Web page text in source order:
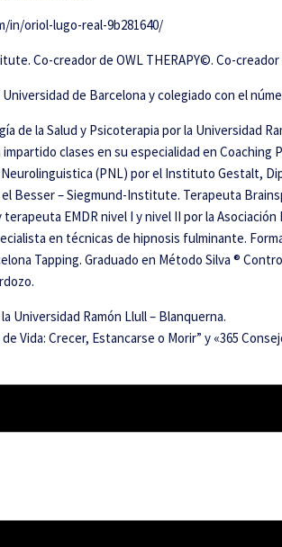
oriol-lugo-real-9b281640/
Co-creador de OWL THERAPY©. Co-
de Barcelona y colegiado con el
de la Salud y Psicoterapia por la Universidad
impartido clases en su especialidad en
(PNL) por el Instituto Gestalt,
Besser – Siegmund-Institute. Terapeuta
terapeuta EMDR nivel I y nivel II por la
en técnicas de hipnosis fulminante.
Tapping. Graduado en Método Silva ®
Universidad Ramón Llull – Blanquerna.
Vida: Crecer, Estancarse o Morir” y «365